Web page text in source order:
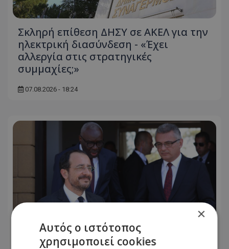
Σκληρή επίθεση ΔΗΣΥ σε ΑΚΕΛ για την
ηλεκτρική διασύνδεση - «Έχει
αλλεργία στις στρατηγικές
συμμαχίες;»
07.08.2026 - 18:24
×
Αυτός ο ιστότοπος
χρησιμοποιεί cookies